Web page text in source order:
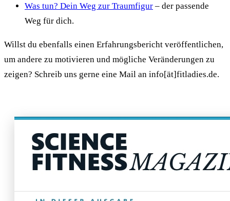
Was tun? Dein Weg zur Traumfigur – der passende
Weg für dich.
Willst du ebenfalls einen Erfahrungsbericht veröffentlichen,
um andere zu motivieren und mögliche Veränderungen zu
zeigen? Schreib uns gerne eine Mail an info[ät]fitladies.de.